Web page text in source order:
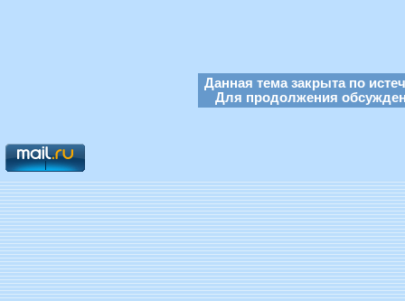
Данная тема закрыта по
Для продолжения